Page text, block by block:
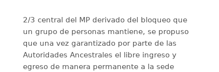
2/3 central del MP derivado del bloqueo que
un grupo de personas mantiene, se propuso
que una vez garantizado por parte de las
Autoridades Ancestrales el libre ingreso y
egreso de manera permanente a la sede